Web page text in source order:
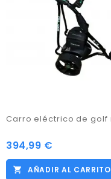
394,99 €
AÑADIR AL CARRITO